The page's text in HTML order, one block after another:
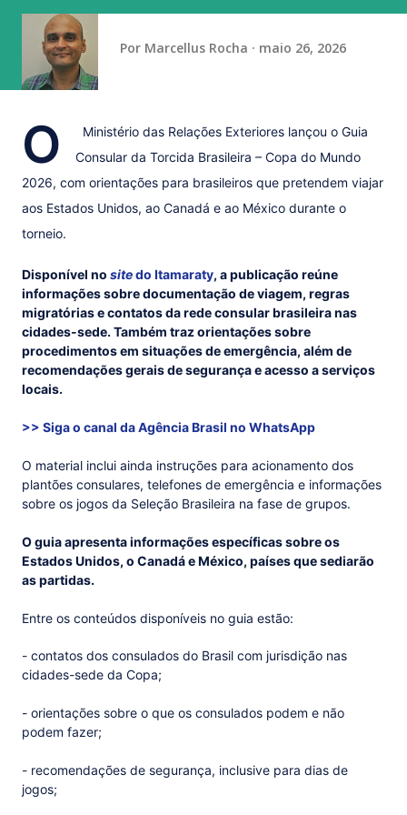
Por Marcellus Rocha maio 26, 2026
O
Ministério das Relações Exteriores lançou o Guia
Consular da Torcida Brasileira – Copa do Mundo
2026, com orientações para brasileiros que pretendem viajar
aos Estados Unidos, ao Canadá e ao México durante o
torneio.
Disponível no sitedo Itamaraty, a publicação reúne
informações sobre documentação de viagem, regras
migratórias e contatos da rede consular brasileira nas
cidades-sede. Também traz orientações sobre
procedimentos em situações de emergência, além de
recomendações gerais de segurança e acesso a serviços
locais.
>> Siga o canal daAgência Brasil no WhatsApp
O material inclui ainda instruções para acionamento dos
plantões consulares, telefones de emergência e informações
sobre os jogos da Seleção Brasileira na fase de grupos.
O guia apresenta informações específicas sobre os
Estados Unidos, o Canadá e México, países que sediarão
as partidas.
Entre os conteúdos disponíveis no guia estão:
- contatos dos consulados do Brasil com jurisdição nas
cidades-sede da Copa;
- orientações sobre o que os consulados podem e não
podem fazer;
- recomendações de segurança, inclusive para dias de
jogos;